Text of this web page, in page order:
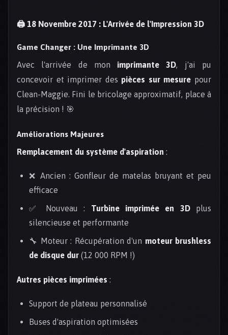
🖨️ 18 Novembre 2017 : L'Arrivée de l'Impression 3D
Game Changer : Une Imprimante 3D
Avec l'arrivée de mon imprimante 3D, j'ai pu
concevoir et imprimer des pièces sur mesure pour
Clean-Maggie. Fini le bricolage approximatif, place à
la précision ! 🎯
Améliorations Majeures
Remplacement du système d'aspiration :
❌ Ancien : Gonfleur de matelas bruyant et peu
efficace
✅ Nouveau : Turbine imprimée en 3Dplus
silencieuse et performante
🔧 Moteur : Récupération d'un moteur brushless
de disque dur (12 000 RPM !)
Autres pièces imprimées :
Support de plateau personnalisé
Buses d'aspiration optimisées